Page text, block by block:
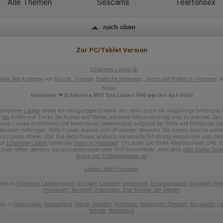
Gerätetyp
IP-Adresse
Gerätebestriebssystem
Browser-Typ
Domain-Name
Eindeutige Benutzerkennung
Antworten auf Umfragen
der Verarbeitung:
Union
Rechtliche Grundlage der Verarbeitung
Art. 6 Abs. 1 S. 1 lit. a DSGVO
Alle Themen Sexcams Telefonsex
nach oben
Zur PC/Tablet Version
Erfahrene Ladies.de
Sex-Anzeigen von Escorts, Transen, Erotische Massage , Huren und Nutten in Hannover
Nähe
Hannover ❤ Erfahrene Milf Sex Ladies Ü40 warten auf dich!
Ladies stellen ein einzigartiges Erlebnis dar, denn durch die langjährige Erfahrung
SexKniffe und Tricks, die Punkte und Stellen, um einen Mann so richtig wild zu machen. Sex
Frauen ist erfüllend und bereichernd, insbesondere aufgrund der Reife und Erfahrung,
mitbringen. Reife Frauen müssen sich oft weniger beweisen. Sie wissen, was sie
offener über ihre Bedürfnisse, wodurch die sexuelle Erfahrung entspannter und
Erfahrene-Ladies finden Sie Huren in Hannover, TS-Ladies und Erotik-Masseurinnen Ü40.
reifen, genauso wie die Liebeskünste einer Milf Escort Nutte. Jetzt geile reife Nutten
ficken auf Erfahreneladies.de
Ladies Jetzt Hannover
in Hannover, Langenhagen, Garbsen, Laatzen, Isernhagen, Barsinghausen, Burgdorf
Hannover), Wunstorf, Rodenberg, Bad Münder am Deister
in Hemmingen, Ronnenberg, Seelze, Gehrden, Pattensen, Wennigsen (Deister), Burgwedel,
Sehnde, Wedemark